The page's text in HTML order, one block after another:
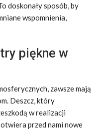
doskonały sposób, by
wspomnienia,
piękne w
zawsze mają
Deszcz, który
w realizacji
przed nami nowe